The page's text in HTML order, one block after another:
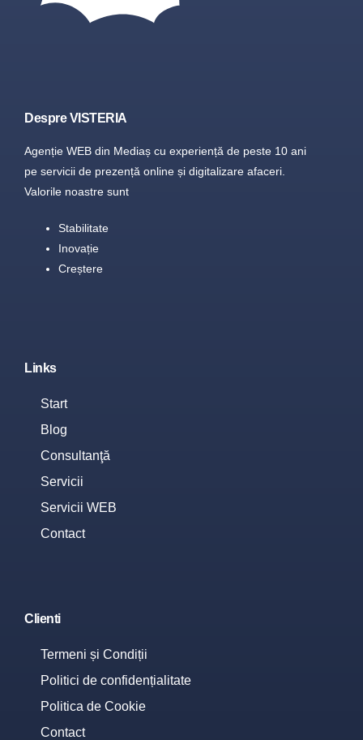
Despre VISTERIA
Agenție WEB din Mediaș cu experiență de peste 10 ani
pe servicii de prezență online și digitalizare afaceri.
Valorile noastre sunt
Stabilitate
Inovație
Creștere
Links
Start
Blog
Consultanţă
Servicii
Servicii WEB
Contact
Clienti
Termeni și Condiții
Politici de confidențialitate
Politica de Cookie
Contact